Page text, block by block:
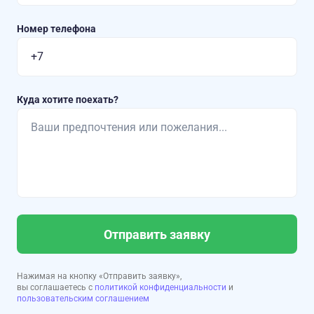
Номер телефона
Куда хотите поехать?
Отправить заявку
Нажимая на кнопку «Отправить заявку»,
вы соглашаетесь с политикой конфиденциальности и
пользовательским соглашением